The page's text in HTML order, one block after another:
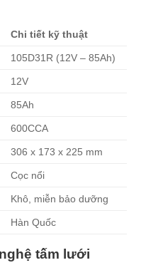
Chi tiết kỹ thuật
105D31R (12V – 85Ah)
12V
85Ah
600CCA
306 x 173 x 225 mm
Cọc nổi
Khô, miễn bảo dưỡng
Hàn Quốc
tấm lưới